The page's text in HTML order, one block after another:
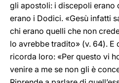
gli apostoli: i discepoli erano
erano i Dodici. «Gesù infatti
chi erano quelli che non
lo avrebbe tradito» (v. 64). E
ricorda loro: «Per questo vi
venire a me se non gli è